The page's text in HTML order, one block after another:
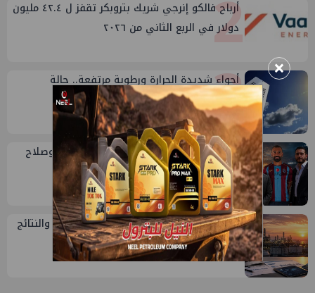
2
أرباح فالكو إنرجي شريك بتروبكر تقفز ل ٤٢.٤ مليون
دولار في الربع الثاني من ٢٠٢٦
3
أجواء شديدة الحرارة ورطوبة مرتفعة.. حالة
الطقس اليوم الجمعة 7 أغسطس 2026
4
حديث الجمعة: بترول الصعيد ومحمد فؤاد وصلاح
وعبدول
5
تقييم أداء وزارة البترول...بين حساب الأداء والنتائج
×